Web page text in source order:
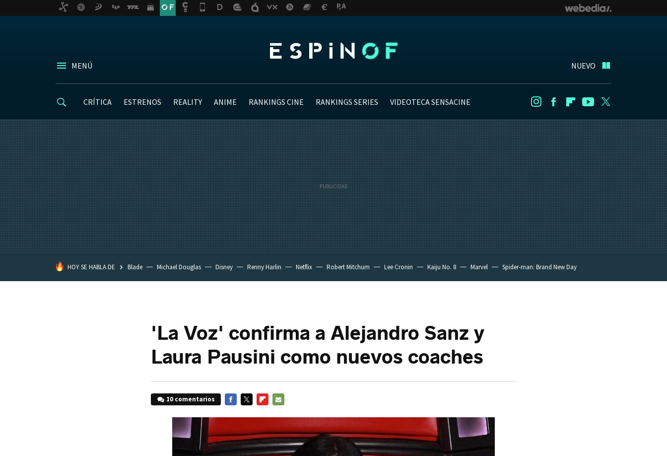
MENÚ NUEVO
CRÍTICA ESTRENOS REALITY ANIME RANKINGS CINE RANKINGS SERIES VIDEOTECA SENSACINE InstagramFacebookFlipboard
Youtube
HOY SE HABLA DE Blade Michael Douglas Disney Renny Harlin Netflix Robert Mitchum Lee Cronin Kaiju No. 8 Marvel Spider-man: Brand New Day
'La Voz' confirma a Alejandro Sanz y
Laura Pausini como nuevos coaches
10 comentarios